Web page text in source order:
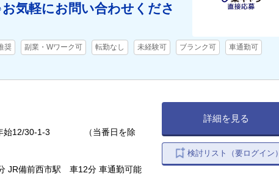
気軽にお問い合わせくださ
奨 副業・Wワーク可 転勤なし 未経験可 ブランク可 車通勤可
年始12/30-1-3 （当番日を除
JR備前西市駅 車12分 車通勤可能
詳細を見る
検討リスト（要ログイン）